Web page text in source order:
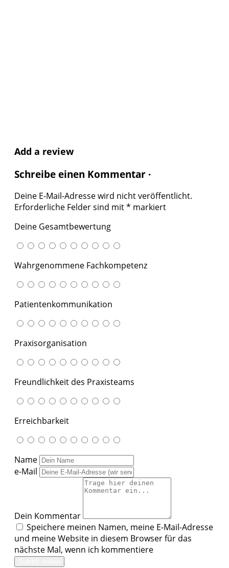
Add a review
Schreibe einen Kommentar ·
Deine E-Mail-Adresse wird nicht veröffentlicht.
Erforderliche Felder sind mit* markiert
Deine Gesamtbewertung
Wahrgenommene Fachkompetenz
Patientenkommunikation
Praxisorganisation
Freundlichkeit des Praxisteams
Erreichbarkeit
Name
e-Mail
Dein Kommentar
Speichere meinen Namen, meine E-Mail-Adresse
und meine Website in diesem Browser für das
nächste Mal, wenn ich kommentiere